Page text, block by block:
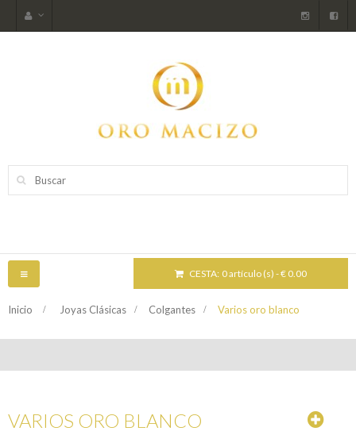
CESTA: 0 artículo (s) - € 0.00
NAVEGACIÓN
TOGGLE
Inicio > Joyas Clásicas > Colgantes > Varios oro blanco
VARIOS ORO BLANCO